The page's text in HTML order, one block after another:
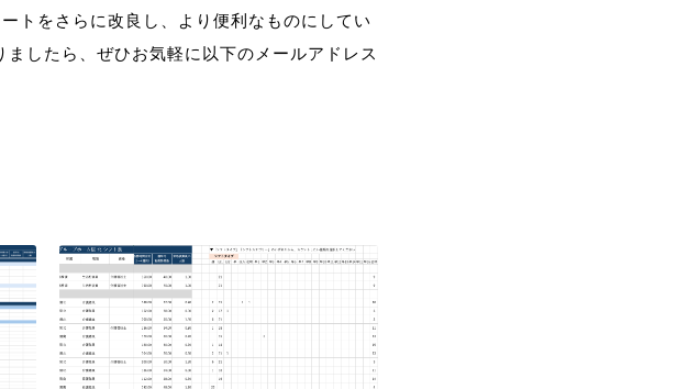
トをさらに改良し、より便利なものにしてい
したら、ぜひお気軽に以下のメールアドレス